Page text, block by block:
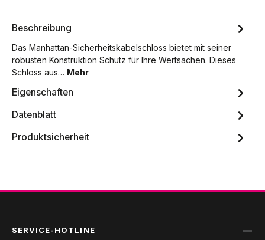
Beschreibung
Das Manhattan-Sicherheitskabelschloss bietet mit seiner
robusten Konstruktion Schutz für Ihre Wertsachen. Dieses
Schloss aus… Mehr
Eigenschaften
Datenblatt
Produktsicherheit
SERVICE-HOTLINE